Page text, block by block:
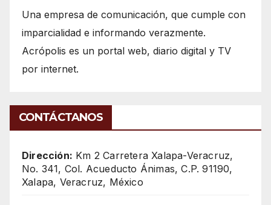
Una empresa de comunicación, que cumple con
imparcialidad e informando verazmente.
Acrópolis es un portal web, diario digital y TV
por internet.
CONTÁCTANOS
Dirección: Km 2 Carretera Xalapa-Veracruz,
No. 341, Col. Acueducto Ánimas, C.P. 91190,
Xalapa, Veracruz, México